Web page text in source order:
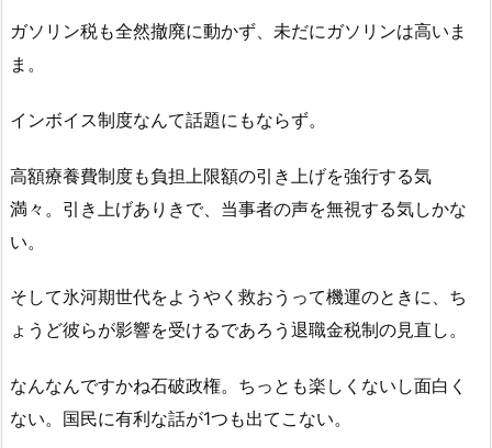
ガソリン税も全然撤廃に動かず、未だにガソリンは高いま
ま。
インボイス制度なんて話題にもならず。
高額療養費制度も負担上限額の引き上げを強行する気
満々。引き上げありきで、当事者の声を無視する気しかな
い。
そして氷河期世代をようやく救おうって機運のときに、ち
ょうど彼らが影響を受けるであろう退職金税制の見直し。
なんなんですかね石破政権。ちっとも楽しくないし面白く
ない。国民に有利な話が1つも出てこない。